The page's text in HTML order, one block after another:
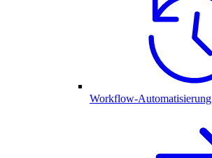
Workflow-Automatisierung